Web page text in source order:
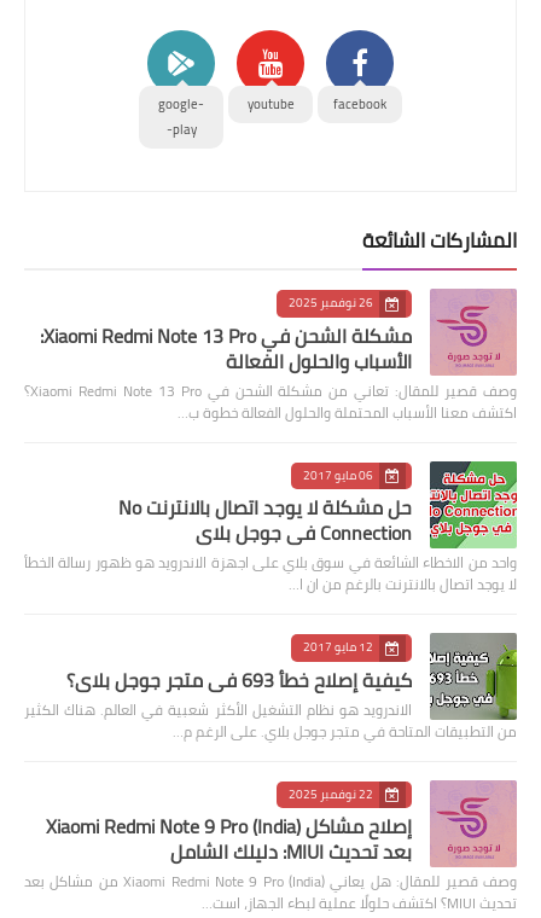
facebook
youtube
google-
play-
المشاركات الشائعة
26 نوفمبر 2025
مشكلة الشحن في Xiaomi Redmi Note 13 Pro:
الأسباب والحلول الفعالة
وصف قصير للمقال: تعاني من مشكلة الشحن في Xiaomi Redmi Note 13 Pro؟
اكتشف معنا الأسباب المحتملة والحلول الفعالة خطوة ب…
06 مايو 2017
حل مشكلة لا يوجد اتصال بالانترنت No
Connection في جوجل بلاي
واحد من الاخطاء الشائعة في سوق بلاي على اجهزة الاندرويد هو ظهور رسالة الخطأ
لا يوجد اتصال بالانترنت بالرغم من ان ا…
12 مايو 2017
كيفية إصلاح خطأ 693 في متجر جوجل بلاي؟
الاندرويد هو نظام التشغيل الأكثر شعبية في العالم. هناك الكثير
من التطبيقات المتاحة في متجر جوجل بلاي. على الرغم م…
22 نوفمبر 2025
إصلاح مشاكل Xiaomi Redmi Note 9 Pro (India)
بعد تحديث MIUI: دليلك الشامل
وصف قصير للمقال: هل يعاني Xiaomi Redmi Note 9 Pro (India) من مشاكل بعد
تحديث MIUI؟ اكتشف حلولًا عملية لبطء الجهاز، است…